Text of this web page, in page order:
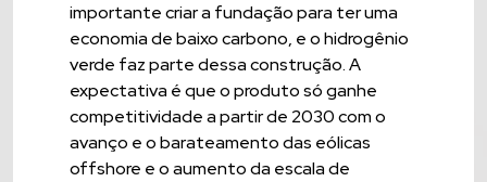
importante criar a fundação para ter uma
economia de baixo carbono, e o hidrogênio
verde faz parte dessa construção. A
expectativa é que o produto só ganhe
competitividade a partir de 2030 com o
avanço e o barateamento das eólicas
offshore e o aumento da escala de